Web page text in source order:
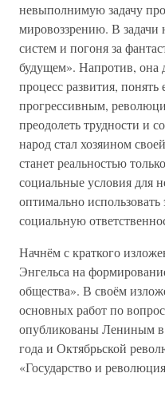
невыполнимую задачу
мировоззрению. В задачи
систем и погоня за
будущем». Напротив, она
процесс развития,
прогрессивным,
преодолеть трудности и
народ стал хозяином
станет реальностью
социальные условия для
оптимально использовать
социальную
Начнём с краткого
Энгельса на
общества». В своём
основных работ по
опубликованы Лениным
года и Октябрьской
«Государство и